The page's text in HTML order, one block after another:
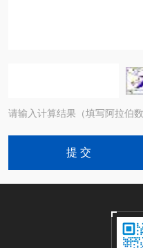
请输入计算结果（填写阿拉伯